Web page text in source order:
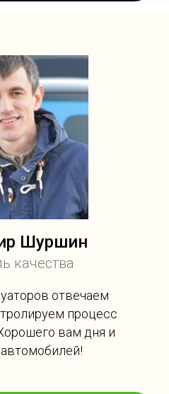
Шуршин
качества
отвечаем
процесс
вам дня и